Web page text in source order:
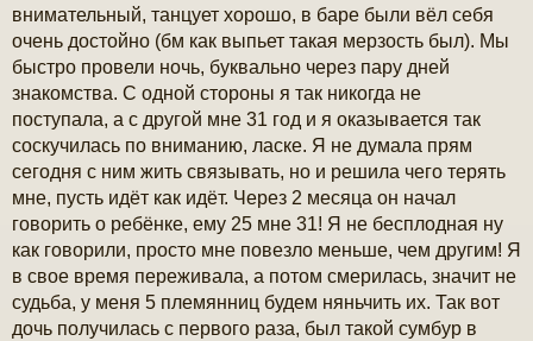
внимательный, танцует хорошо, в баре были вёл себя
очень достойно (бм как выпьет такая мерзость был). Мы
быстро провели ночь, буквально через пару дней
знакомства. С одной стороны я так никогда не
поступала, а с другой мне 31 год и я оказывается так
соскучилась по вниманию, ласке. Я не думала прям
сегодня с ним жить связывать, но и решила чего терять
мне, пусть идёт как идёт. Через 2 месяца он начал
говорить о ребёнке, ему 25 мне 31! Я не бесплодная ну
как говорили, просто мне повезло меньше, чем другим! Я
в свое время переживала, а потом смерилась, значит не
судьба, у меня 5 племянниц будем няньчить их. Так вот
дочь получилась с первого раза, был такой сумбур в